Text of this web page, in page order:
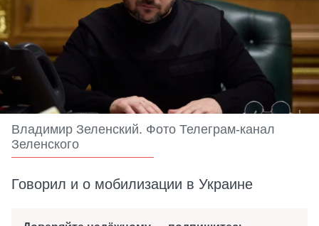
Владимир Зеленский. Фото Телеграм-канал
Зеленского
Говорил и о мобилизации в Украине